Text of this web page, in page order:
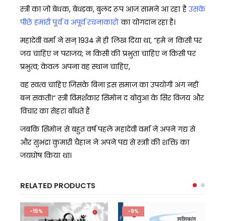
स्त्री का जो बेधक, बेधड़क, बुलंद रूप आज सामने आ रहा हैउसके
पीछे हमारी पूर्व व अपूर्व रचनाकारों का योगदान रहा है।
महादेवी वर्मा ने सन् 1934 में ही लिख दिया था, ”हमे न किसी पर
जय चाहिए न पराजय; न किसी की प्रभुता चाहिए न किसी पर
प्रभुत्व; केवल अपना वह स्थान चाहिए,
वह स्वत्व चाहिए जिसके बिना इस समाज का उपयोगी अंग नहीं
बन सकती।“ स्त्री विमर्शकार सिमोन द बोवुआ के सिर विजय और
विचार का सेहरा बाँधते हैं
जबकि सिमोन से बहुत वर्ष पहले महादेवी वर्मा ने अपने गद्य से
और सुभद्रा कुमारी चैहान ने अपने पद्य से स्त्राी की शक्ति का
जयघोष किया था।
RELATED PRODUCTS
-15% -9%